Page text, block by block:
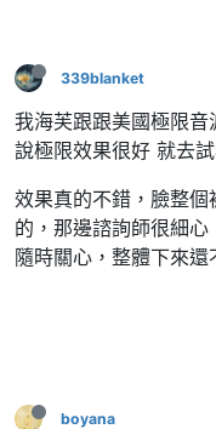
339blanket
我海芙跟跟美國極限
說極限效果很好 就去
效果真的不錯，臉整
的，那邊諮詢師很細
隨時關心，整體下來還
boyana